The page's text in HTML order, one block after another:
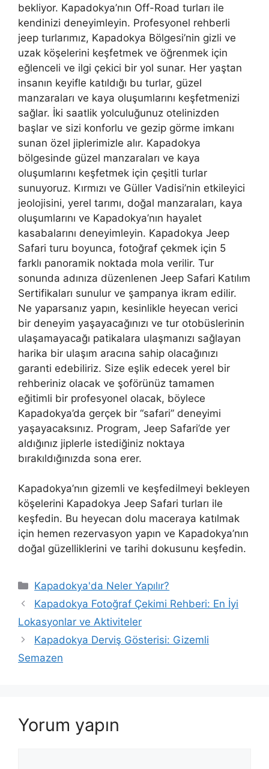
bekliyor. Kapadokya’nın Off-Road turları ile
kendinizi deneyimleyin. Profesyonel rehberli
jeep turlarımız, Kapadokya Bölgesi’nin gizli ve
uzak köşelerini keşfetmek ve öğrenmek için
eğlenceli ve ilgi çekici bir yol sunar. Her yaştan
insanın keyifle katıldığı bu turlar, güzel
manzaraları ve kaya oluşumlarını keşfetmenizi
sağlar. İki saatlik yolculuğunuz otelinizden
başlar ve sizi konforlu ve gezip görme imkanı
sunan özel jiplerimizle alır. Kapadokya
bölgesinde güzel manzaraları ve kaya
oluşumlarını keşfetmek için çeşitli turlar
sunuyoruz. Kırmızı ve Güller Vadisi’nin etkileyici
jeolojisini, yerel tarımı, doğal manzaraları, kaya
oluşumlarını ve Kapadokya’nın hayalet
kasabalarını deneyimleyin. Kapadokya Jeep
Safari turu boyunca, fotoğraf çekmek için 5
farklı panoramik noktada mola verilir. Tur
sonunda adınıza düzenlenen Jeep Safari Katılım
Sertifikaları sunulur ve şampanya ikram edilir.
Ne yaparsanız yapın, kesinlikle heyecan verici
bir deneyim yaşayacağınızı ve tur otobüslerinin
ulaşamayacağı patikalara ulaşmanızı sağlayan
harika bir ulaşım aracına sahip olacağınızı
garanti edebiliriz. Size eşlik edecek yerel bir
rehberiniz olacak ve şoförünüz tamamen
eğitimli bir profesyonel olacak, böylece
Kapadokya’da gerçek bir “safari” deneyimi
yaşayacaksınız. Program, Jeep Safari’de yer
aldığınız jiplerle istediğiniz noktaya
bırakıldığınızda sona erer.
Kapadokya’nın gizemli ve keşfedilmeyi bekleyen
köşelerini Kapadokya Jeep Safari turları ile
keşfedin. Bu heyecan dolu maceraya katılmak
için hemen rezervasyon yapın ve Kapadokya’nın
doğal güzelliklerini ve tarihi dokusunu keşfedin.
Kategoriler
Kapadokya'da Neler Yapılır?
Kapadokya Fotoğraf Çekimi Rehberi: En İyi
Lokasyonlar ve Aktiviteler
Kapadokya Derviş Gösterisi: Gizemli
Semazen
Yorum yapın